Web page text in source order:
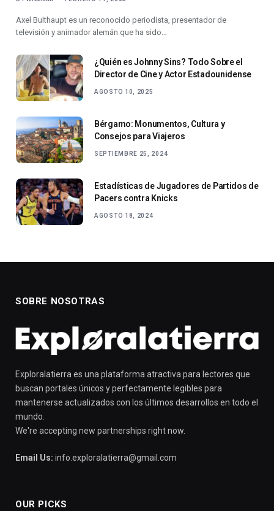
Axel Bulthaupt es un reconocido periodista, presentador de
televisión y animador alemán que ha sido…
¿Quién es Johnny Sins? Todo Sobre el
Director de Cine y Actor Estadounidense
AGOSTO 10, 2025
Bérgamo: Monumentos, Cultura y
Consejos para Viajeros
SEPTIEMBRE 25, 2024
Estadísticas de Jugadores de Partidos de
Pacers contra Knicks
AGOSTO 18, 2024
SOBRE NOSOTRAS
Exploralatierra es una plataforma atractiva para lectores que
buscan portales únicos y perfectamente legibles para
mantenerse actualizados con los últimos desarrollos en todo el
mundo.
We're accepting new partnerships right now.
Email Us: info.exploralatierra@gmail.com
OUR PICKS